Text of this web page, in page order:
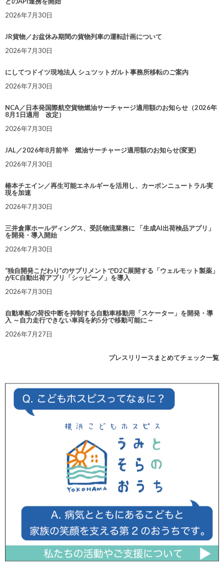
2026年7月30日
JR貨物／お盆休み期間の貨物列車の運転計画について
2026年7月30日
にしてつドイツ現地法人 シュツットガルト事務所移転のご案内
2026年7月30日
NCA／日本発国際航空貨物燃油サーチャージ適用額のお知らせ（2026年
8月1日適用 改定）
2026年7月30日
JAL／2026年8月前半 燃油サーチャージ適用額のお知らせ(変更)
2026年7月30日
椿本チエイン／再生可能エネルギーを活用し、カーボンニュートラル実
現を加速
2026年7月30日
三井倉庫ホールディングス、受託物流業務に 「生成AI出荷検品アプリ」
を開発・導入開始
2026年7月30日
“独自開発こだわり”のサプリメントでD2C展開する「ウェルモット製薬」
がEC自動出荷アプリ「シッピーノ」を導入
2026年7月30日
自動車船の荷役中断を抑制する自動車移動用「スケーター」を開発・導
入 ～自力走行できない車両を約5分で移動可能に～
2026年7月27日
プレスリリースまとめてチェック一覧